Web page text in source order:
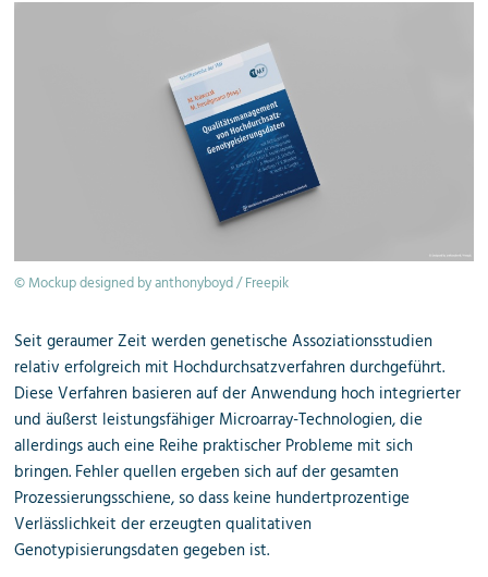
© Mockup designed by anthonyboyd / Freepik
Seit geraumer Zeit werden genetische Assoziationsstudien
relativ erfolgreich mit Hochdurchsatzverfahren durchgeführt.
Diese Verfahren basieren auf der Anwendung hoch integrierter
und äußerst leistungsfähiger Microarray-Technologien, die
allerdings auch eine Reihe praktischer Probleme mit sich
bringen. Fehler quellen ergeben sich auf der gesamten
Prozessierungsschiene, so dass keine hundertprozentige
Verlässlichkeit der erzeugten qualitativen
Genotypisierungsdaten gegeben ist.